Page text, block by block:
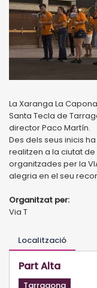
La Xaranga La
Santa Tecla de
director Paco Martín.
Des dels seus inicis
realitzen a la ciutat
organitzades per la
alegria en el seu
Organitzat per:
Via T
Localització
Part Alta
Tarragona